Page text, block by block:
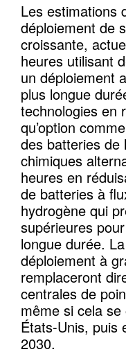
Les estimations
déploiement de
croissante,
heures utilisant
un déploiement
plus longue
technologies en
qu’option
des batteries de
chimiques
heures en
de batteries à
hydrogène qui
supérieures
longue durée.
déploiement à
remplaceront
centrales de
même si cela
États-Unis, puis
2030.